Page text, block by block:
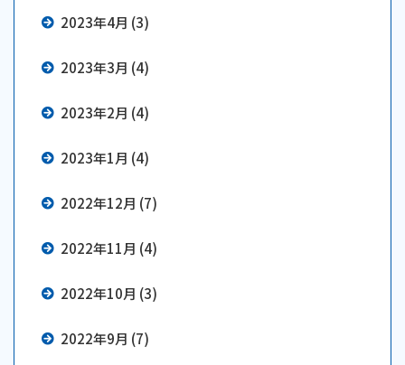
2023年4月 (3)
2023年3月 (4)
2023年2月 (4)
2023年1月 (4)
2022年12月 (7)
2022年11月 (4)
2022年10月 (3)
2022年9月 (7)